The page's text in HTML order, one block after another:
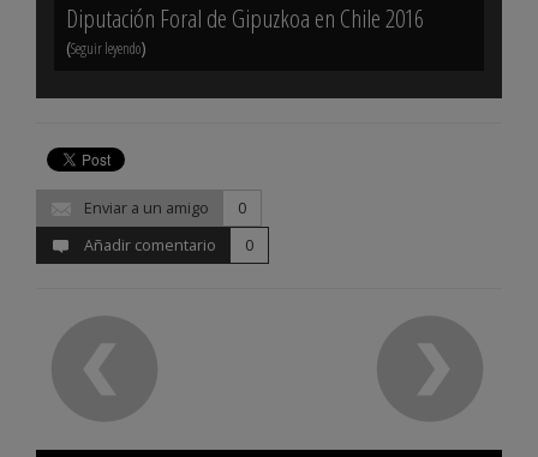
Diputación Foral de Gipuzkoa en Chile 2016
(Seguir leyendo)
Enviar a un amigo
0
Añadir comentario
0